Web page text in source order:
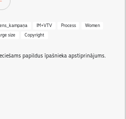
IM+VTV Process
Women
size Copyright
papildus īpašnieka apstiprinājums.